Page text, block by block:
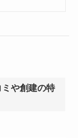
や創建の特